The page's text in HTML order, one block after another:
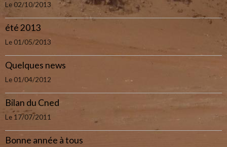
Le 02/10/2013
été 2013
Le 01/05/2013
Quelques news
Le 01/04/2012
Bilan du Cned
Le 17/07/2011
Bonne année à tous